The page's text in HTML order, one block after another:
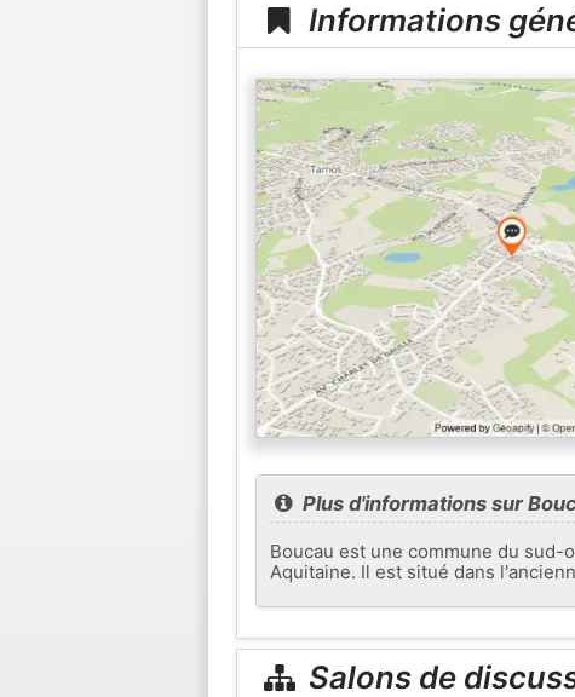
Informations
Plus d'informations sur
Boucau est une commune du
Aquitaine. Il est situé dans
Salons de